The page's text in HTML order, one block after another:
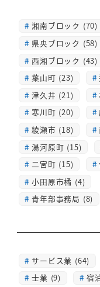
湘南ブロック (70)
県央ブロック (58)
西湘ブロック (43)
葉山町 (23)
津久井 (21)
寒川町 (20)
綾瀬市 (18)
湯河原町 (15)
二宮町 (15)
小田原市橘 (4)
青年部事務局 (8)
サービス業 (64)
士業 (9)
宿